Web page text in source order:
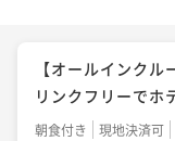
【オールインク
りと美景に包まれ
二食付き 現地決済可
【オールインク
リンクフリーでホ
朝食付き 現地決済可